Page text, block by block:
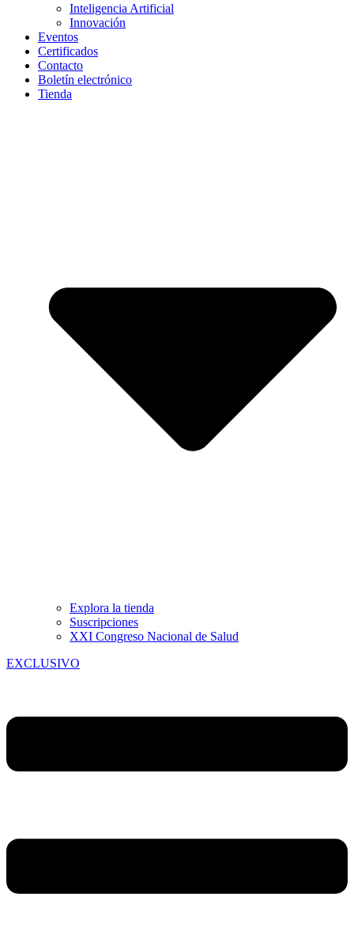
Inteligencia Artificial
Innovación
Eventos
Certificados
Contacto
Boletín electrónico
Tienda
Explora la tienda
Suscripciones
XXI Congreso Nacional de Salud
EXCLUSIVO